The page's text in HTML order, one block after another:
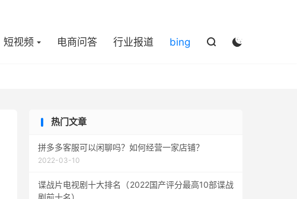
短视频 电商问答 行业报道 bing  
热门文章
拼多多客服可以闲聊吗？如何经营一家店铺？
2022-03-10
谍战片电视剧十大排名（2022国产评分最高10部谍战
剧前十名）